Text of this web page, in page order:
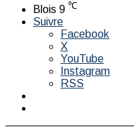
Blois 9 ℃
Suivre
Facebook
X
YouTube
Instagram
RSS